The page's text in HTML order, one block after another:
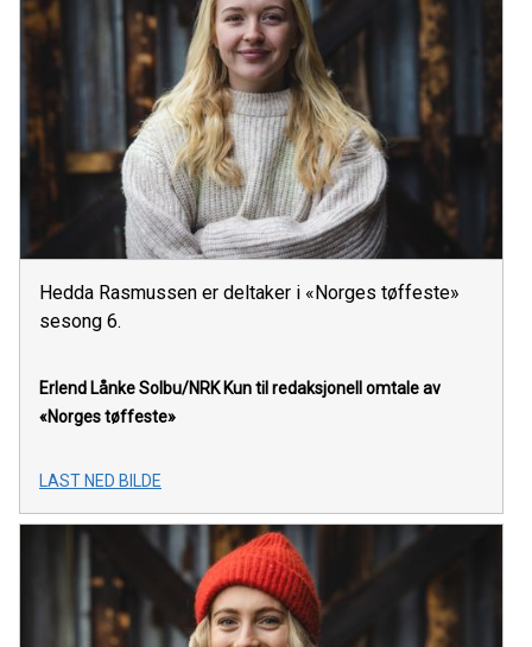
Hedda Rasmussen er deltaker i «Norges tøffeste»
sesong 6.
Erlend Lånke Solbu/NRK Kun til redaksjonell omtale av
«Norges tøffeste»
LAST NED BILDE